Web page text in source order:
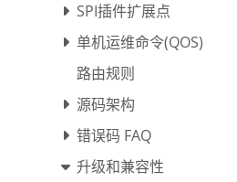
SPI插件扩展点
单机运维命令(QOS)
路由规则
源码架构
错误码 FAQ
升级和兼容性